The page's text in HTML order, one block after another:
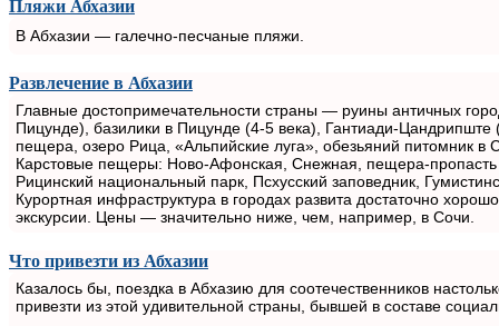
Пляжи Абхазии
В Абхазии — галечно-песчаные пляжи.
Развлечение в Абхазии
Главные достопримечательности страны — руины античных
Пицунде), базилики в Пицунде (4-5 века), Гантиади-
пещера, озеро Рица, «Альпийские луга», обезьяний питомник в
Карстовые пещеры: Ново-Афонская, Снежная, пещера-
Рицинский национальный парк, Псхусский заповедник,
Курортная инфраструктура в городах развита достаточно
экскурсии. Цены — значительно ниже, чем, например, в Сочи.
Что привезти из Абхазии
Казалось бы, поездка в Абхазию для соотечественников
привезти из этой удивительной страны, бывшей в составе